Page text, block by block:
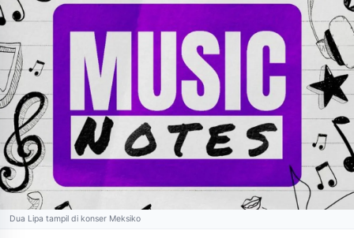
Dua Lipa tampil di konser Meksiko